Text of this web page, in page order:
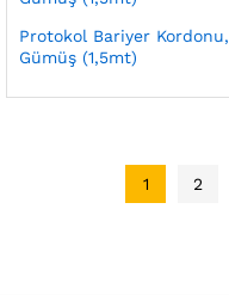
Protokol Bariyer Kordonu,
Gümüş (1,5mt)
1 2